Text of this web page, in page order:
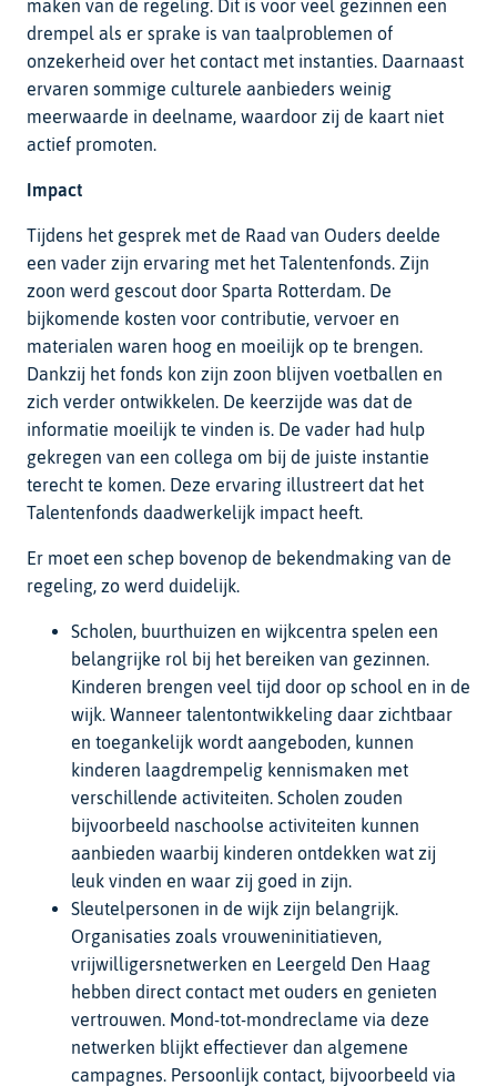
maken van de regeling. Dit is voor veel gezinnen een
drempel als er sprake is van taalproblemen of
onzekerheid over het contact met instanties. Daarnaast
ervaren sommige culturele aanbieders weinig
meerwaarde in deelname, waardoor zij de kaart niet
actief promoten.
Impact
Tijdens het gesprek met de Raad van Ouders deelde
een vader zijn ervaring met het Talentenfonds. Zijn
zoon werd gescout door Sparta Rotterdam. De
bijkomende kosten voor contributie, vervoer en
materialen waren hoog en moeilijk op te brengen.
Dankzij het fonds kon zijn zoon blijven voetballen en
zich verder ontwikkelen. De keerzijde was dat de
informatie moeilijk te vinden is. De vader had hulp
gekregen van een collega om bij de juiste instantie
terecht te komen. Deze ervaring illustreert dat het
Talentenfonds daadwerkelijk impact heeft.
Er moet een schep bovenop de bekendmaking van de
regeling, zo werd duidelijk.
Scholen, buurthuizen en wijkcentra spelen een
belangrijke rol bij het bereiken van gezinnen.
Kinderen brengen veel tijd door op school en in de
wijk. Wanneer talentontwikkeling daar zichtbaar
en toegankelijk wordt aangeboden, kunnen
kinderen laagdrempelig kennismaken met
verschillende activiteiten. Scholen zouden
bijvoorbeeld naschoolse activiteiten kunnen
aanbieden waarbij kinderen ontdekken wat zij
leuk vinden en waar zij goed in zijn.
Sleutelpersonen in de wijk zijn belangrijk.
Organisaties zoals vrouweninitiatieven,
vrijwilligersnetwerken en Leergeld Den Haag
hebben direct contact met ouders en genieten
vertrouwen. Mond-tot-mondreclame via deze
netwerken blijkt effectiever dan algemene
campagnes. Persoonlijk contact, bijvoorbeeld via